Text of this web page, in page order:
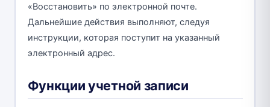
«Восстановить» по электронной почте.
Дальнейшие действия выполняют, следуя
инструкции, которая поступит на указанный
электронный адрес.
Функции учетной записи